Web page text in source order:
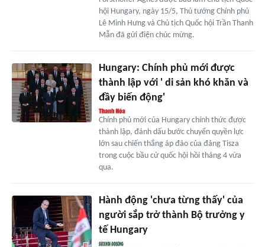
hội Hungary, ngày 15/5, Thủ tướng Chính phủ
Lê Minh Hưng và Chủ tịch Quốc hội Trần Thanh
Mẫn đã gửi điện chúc mừng.
Hungary: Chính phủ mới được
thành lập với ' di sản khó khăn và
đầy biến động'
Chính phủ mới của Hungary chính thức được
thành lập, đánh dấu bước chuyển quyền lực
lớn sau chiến thắng áp đảo của đảng Tisza
trong cuộc bầu cử quốc hội hồi tháng 4 vừa
qua.
Hành động 'chưa từng thấy' của
người sắp trở thành Bộ trưởng y
tế Hungary